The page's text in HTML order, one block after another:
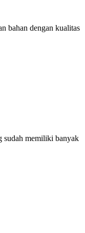
bahan dengan kualitas
sudah memiliki banyak